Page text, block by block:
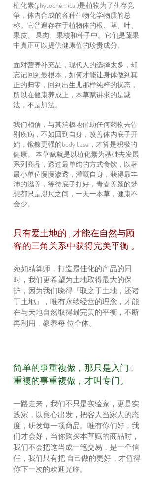
植化素(phytochemical)是植物为了生存竞
争，体内合成的各种生物化学物质的总
称。它普遍存在于植物体的根、茎、叶、
果皮、 果肉、果核和种子中。它们是蔬果
中真正可以提供健康值的珍贵成分。
面对营养补充品，现代人的选择太多，却
忘记回到最根本，如何才能让身体做到真
正的归零，回到出生儿那样纯粹的状态，
所以在健康养成上，本草赋讲求的是减
法，不是加法。
我们相信，与其消极地借助任何药物去告
别疾病，不如回到自身，改善体内底子开
始，锻鍊更强的body base，才算是积极的
健康。 本草赋就是以植化素为基础去发展
系列商品，透过最单纯的方式食饮，以著
最小单位慢慢渗透，灌溉自身，获得最丰
沛的滋养，等待底子打好，青春养颜的梦
想都只是咫尺之间，一天一本草，健康不
会少。
只有爱土地的 , 才能在自然与顾
客的三角关系中获得完美平衡 。
宛如精算师，打造最佳化的产品的同
时，我们更希望为土地取得最大的保
护，因为我们晓得『取之于土地，还诸
于土地』，唯有永续经营的理念，才能
在与天地自然取得最完美的平衡，不断
再利用，豢养每 位个体。
简单的事重複做，那只是入门 ;
重複的事重複做，才叫专门。
一路走来，我们不只是实验家，更是实
践家，以良心出发，把客人当家人的态
度，研发每一项商品。唯有你们好，我
们才会好，当你购买本草赋的商品时，
我们不会把这当成一笔交易，是一个信
任，我们只有把 自己做的更好，才值得
你下一次的欢迎光临。